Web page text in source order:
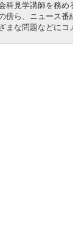
科見学講師を務
傍ら、ニュース
な問題などにコ